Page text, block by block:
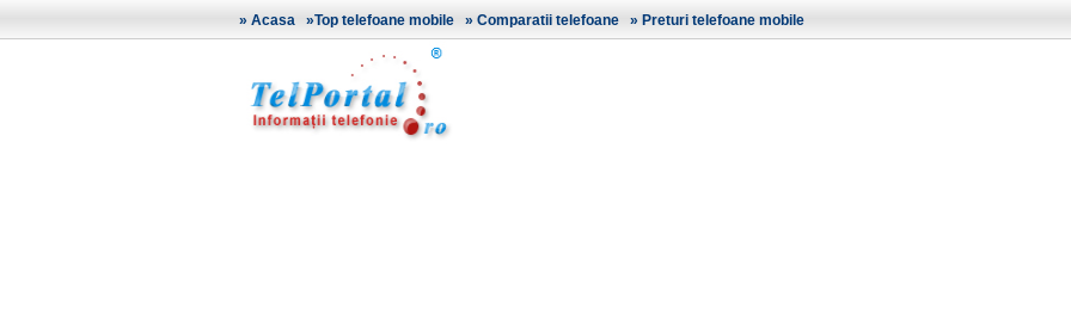
» Acasa »Top telefoane mobile » Comparatii telefoane » Preturi telefoane mobile